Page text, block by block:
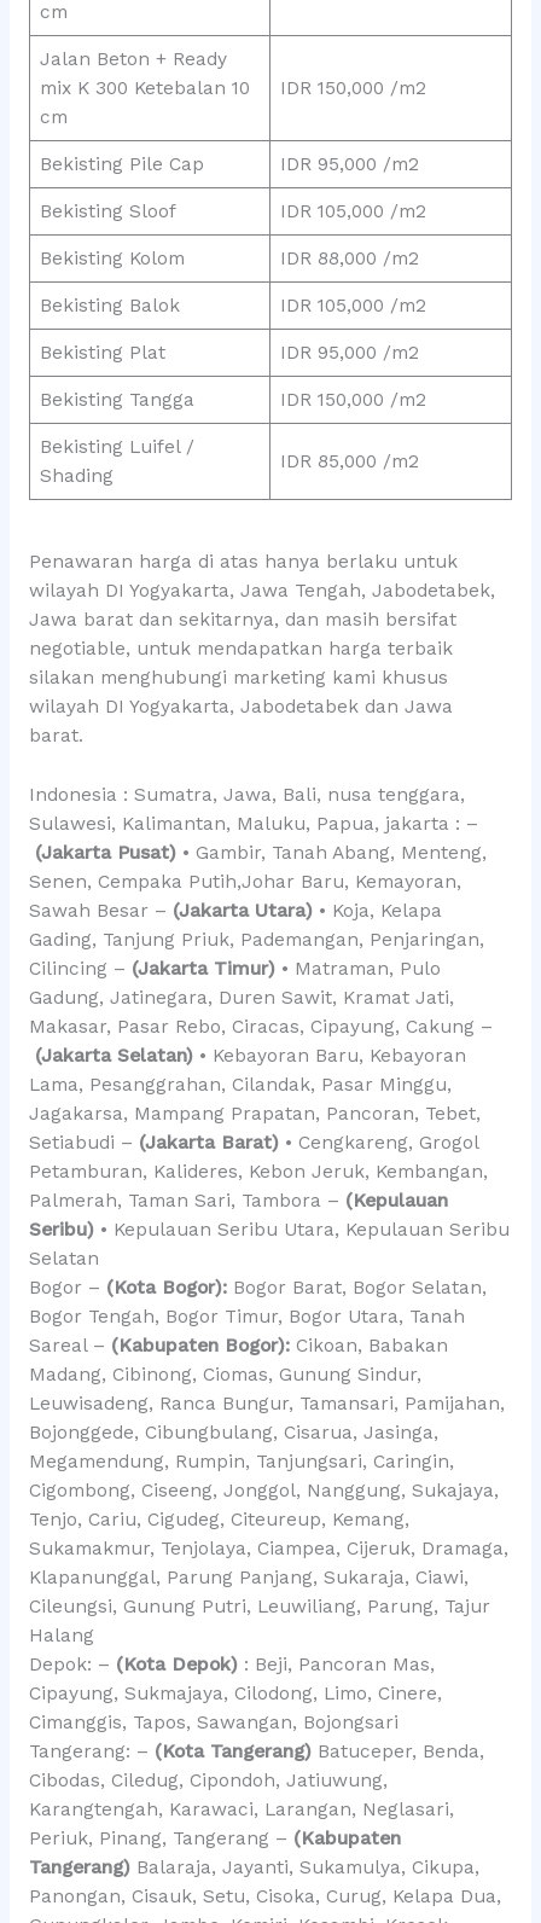
cm
Jalan Beton + Ready
mix K 300 Ketebalan 10
cm
IDR 150,000 /m2
Bekisting Pile Cap IDR 95,000 /m2
Bekisting Sloof IDR 105,000 /m2
Bekisting Kolom IDR 88,000 /m2
Bekisting Balok IDR 105,000 /m2
Bekisting Plat IDR 95,000 /m2
Bekisting Tangga IDR 150,000 /m2
Bekisting Luifel /
Shading
IDR 85,000 /m2
Penawaran harga di atas hanya berlaku untuk
wilayah DI Yogyakarta, Jawa Tengah, Jabodetabek,
Jawa barat dan sekitarnya, dan masih bersifat
negotiable, untuk mendapatkan harga terbaik
silakan menghubungi marketing kami khusus
wilayah DI Yogyakarta, Jabodetabek dan Jawa
barat.
Indonesia : Sumatra, Jawa, Bali, nusa tenggara,
Sulawesi, Kalimantan, Maluku, Papua, jakarta : –
(Jakarta Pusat)• Gambir, Tanah Abang, Menteng,
Senen, Cempaka Putih,Johar Baru, Kemayoran,
Sawah Besar – (Jakarta Utara)• Koja, Kelapa
Gading, Tanjung Priuk, Pademangan, Penjaringan,
Cilincing – (Jakarta Timur)• Matraman, Pulo
Gadung, Jatinegara, Duren Sawit, Kramat Jati,
Makasar, Pasar Rebo, Ciracas, Cipayung, Cakung –
(Jakarta Selatan)• Kebayoran Baru, Kebayoran
Lama, Pesanggrahan, Cilandak, Pasar Minggu,
Jagakarsa, Mampang Prapatan, Pancoran, Tebet,
Setiabudi – (Jakarta Barat)• Cengkareng, Grogol
Petamburan, Kalideres, Kebon Jeruk, Kembangan,
Palmerah, Taman Sari, Tambora – (Kepulauan
Seribu)• Kepulauan Seribu Utara, Kepulauan Seribu
Selatan
Bogor – (Kota Bogor):Bogor Barat, Bogor Selatan,
Bogor Tengah, Bogor Timur, Bogor Utara, Tanah
Sareal – (Kabupaten Bogor): Cikoan, Babakan
Madang, Cibinong, Ciomas, Gunung Sindur,
Leuwisadeng, Ranca Bungur, Tamansari, Pamijahan,
Bojonggede, Cibungbulang, Cisarua, Jasinga,
Megamendung, Rumpin, Tanjungsari, Caringin,
Cigombong, Ciseeng, Jonggol, Nanggung, Sukajaya,
Tenjo, Cariu, Cigudeg, Citeureup, Kemang,
Sukamakmur, Tenjolaya, Ciampea, Cijeruk, Dramaga,
Klapanunggal, Parung Panjang, Sukaraja, Ciawi,
Cileungsi, Gunung Putri, Leuwiliang, Parung, Tajur
Halang
Depok: – (Kota Depok): Beji, Pancoran Mas,
Cipayung, Sukmajaya, Cilodong, Limo, Cinere,
Cimanggis, Tapos, Sawangan, Bojongsari
Tangerang: – (Kota Tangerang)Batuceper, Benda,
Cibodas, Ciledug, Cipondoh, Jatiuwung,
Karangtengah, Karawaci, Larangan, Neglasari,
Periuk, Pinang, Tangerang – (Kabupaten
Tangerang)Balaraja, Jayanti, Sukamulya, Cikupa,
Panongan, Cisauk, Setu, Cisoka, Curug, Kelapa Dua,